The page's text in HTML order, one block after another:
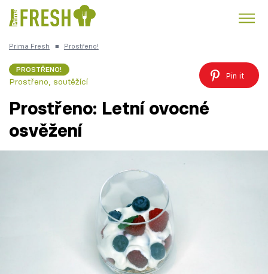
Česká kuchyně
Prima Fresh ■ Prostřeno!
PROSTŘENO!
Prostřeno, soutěžící
Pin it
Prostřeno: Letní ovocné
osvěžení